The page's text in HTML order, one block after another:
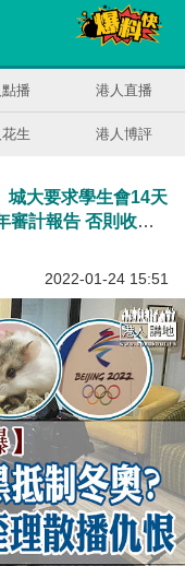
播 港人直播
生 港人博評
城大要求學生會14天
審計報告 否則收回
2022-01-24 15:51